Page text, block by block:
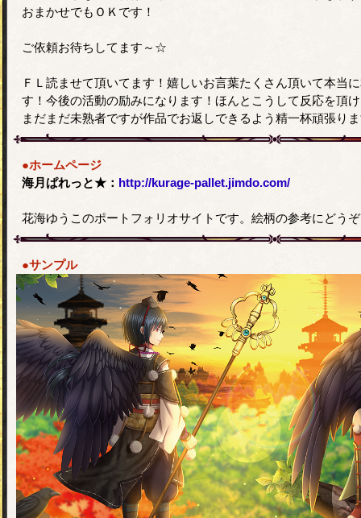
おまかせでもＯＫです！
ご依頼お待ちしてます～☆
ＦＬ読ませて頂いてます！嬉しいお言葉たくさん頂いて本当
す！今後の活動の励みになります！ほんとこうして反応を頂
まだまだ未熟者ですが作品でお返しできるよう精一杯頑張り
●ホームページ
海月ぱれっと★： http://kurage-pallet.jimdo.com/
花海ゆうこのポートフォリオサイトです。絵柄の参考にどう
●サンプル